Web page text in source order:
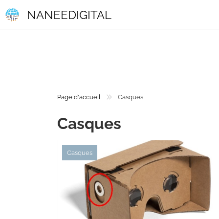
NANEEDIGITAL
Page d'accueil Casques
Casques
Casques